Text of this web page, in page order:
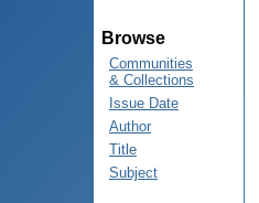
Browse
Communities
& Collections
Issue Date
Author
Title
Subject